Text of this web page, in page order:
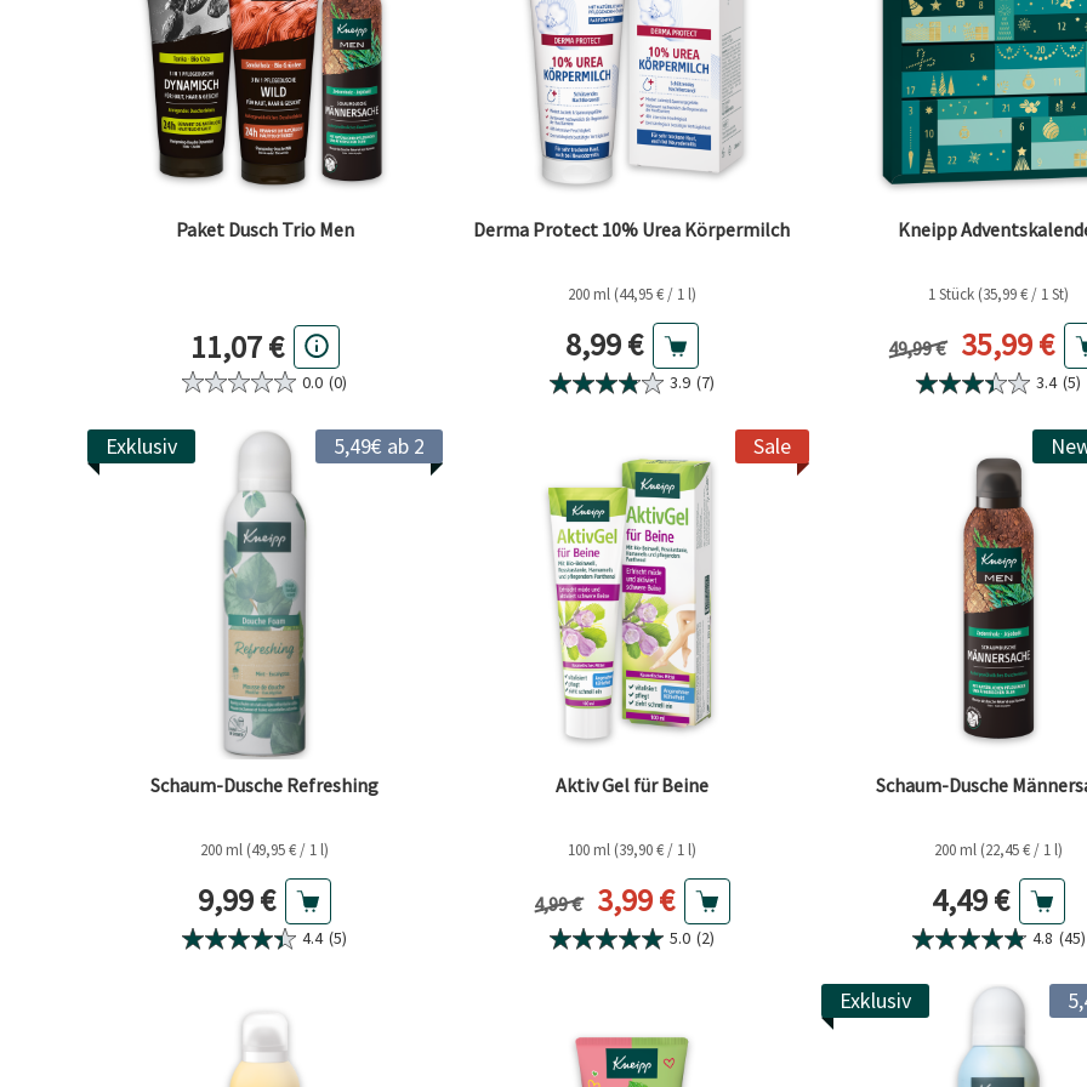
Paket Dusch Trio Men
11,07 €
0.0 (0)
Derma Protect 10% Urea Körpermilch
200 ml (44,95 € / 1 l)
Aktueller Preis
8,99 €
3.9 (7)
Kneipp
1 Stück (35,99 € / 1 St)
Vorheriger Preis
49,99 € Aktueller
35,99 €
3.4 (5)
5,49€ ab 2
Exklusiv
Schaum-Dusche Refreshing
200 ml (49,95 € / 1 l)
Aktueller Preis
9,99 €
4.4 (5)
Sale
Aktiv Gel für Beine
100 ml (39,90 € / 1 l)
Vorheriger Preis
4,99 € Aktueller Preis
3,99 €
5.0 (2)
Schaum-Dusche
200 ml (22,45 € / 1 l)
Aktueller
4,49 €
4.8 (45)
Exklusiv